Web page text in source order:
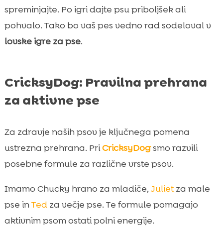
spreminjajte. Po igri dajte psu priboljšek ali
pohvalo. Tako bo vaš pes vedno rad sodeloval v
lovske igre za pse.
CricksyDog: Pravilna prehrana
za aktivne pse
Za zdravje naših psov je ključnega pomena
ustrezna prehrana. PriCricksyDogsmo razvili
posebne formule za različne vrste psov.
Imamo Chucky hrano za mladiče, Julietza male
pse inTedza večje pse. Te formule pomagajo
aktivnim psom ostati polni energije.